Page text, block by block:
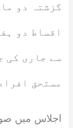
گزشتہ دو
اقساط دو
سے جاری کی
مستحق
اجلاس میں